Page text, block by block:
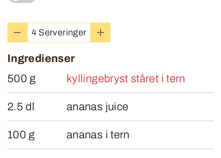
4 Serveringer
Ingredienser
500 g
kyllingebryst ståret i tern
2.5 dl ananas juice
100 g ananas i tern